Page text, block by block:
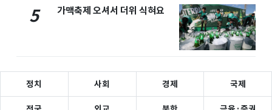
5 가맥축제 오셔서 더위 식혀요
정치 사회 경제 국제